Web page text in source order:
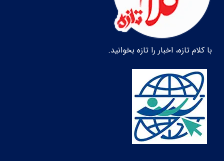
با کلام تازه، اخبار را تازه بخوانید.